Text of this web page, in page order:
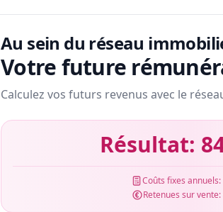
Au sein du réseau
Votre future
Calculez vos futurs revenus avec le
Résultat:
Coûts fixes annuels:
Retenues sur vente: